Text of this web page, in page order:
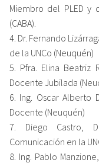
Miembro del PLED y
(CABA).
4. Dr. Fernando
de la UNCo (Neuquén)
5. Pfra. Elina Beatriz
Docente Jubilada
6. Ing. Oscar Alberto
Docente (Neuquén)
7. Diego Castro,
Comunicación en la
8. Ing. Pablo